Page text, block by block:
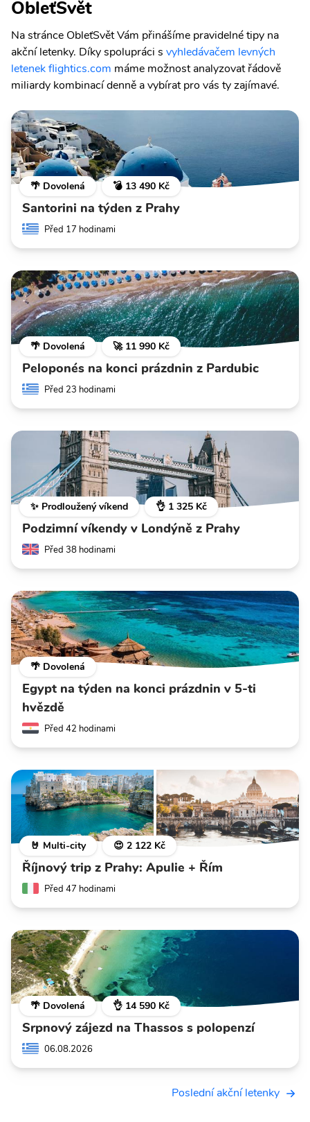
ObleťSvět
Na stránce ObleťSvět Vám přinášíme pravidelné tipy na
akční letenky. Díky spolupráci s vyhledávačem levných
letenek flightics.com máme možnost analyzovat řádově
miliardy kombinací denně a vybírat pro vás ty zajímavé.
🌴 Dovolená 💣 13 490 Kč
Santorini na týden z Prahy
Před 17 hodinami
🌴 Dovolená 🚀 11 990 Kč
Peloponés na konci prázdnin z Pardubic
Před 23 hodinami
✨ Prodloužený víkend 👌 1 325 Kč
Podzimní víkendy v Londýně z Prahy
Před 38 hodinami
🌴 Dovolená
Egypt na týden na konci prázdnin v 5-ti
hvězdě
Před 42 hodinami
🤘 Multi-city 😍 2 122 Kč
Říjnový trip z Prahy: Apulie + Řím
Před 47 hodinami
🌴 Dovolená 👌 14 590 Kč
Srpnový zájezd na Thassos s polopenzí
06.08.2026
Poslední akční letenky